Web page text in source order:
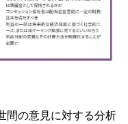
間の意見に対する分析